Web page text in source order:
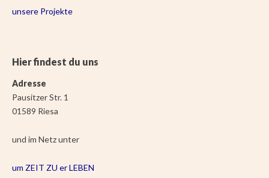
unsere Projekte
Hier findest du uns
Adresse
Pausitzer Str. 1
01589 Riesa
und im Netz unter
um ZEIT ZU er LEBEN